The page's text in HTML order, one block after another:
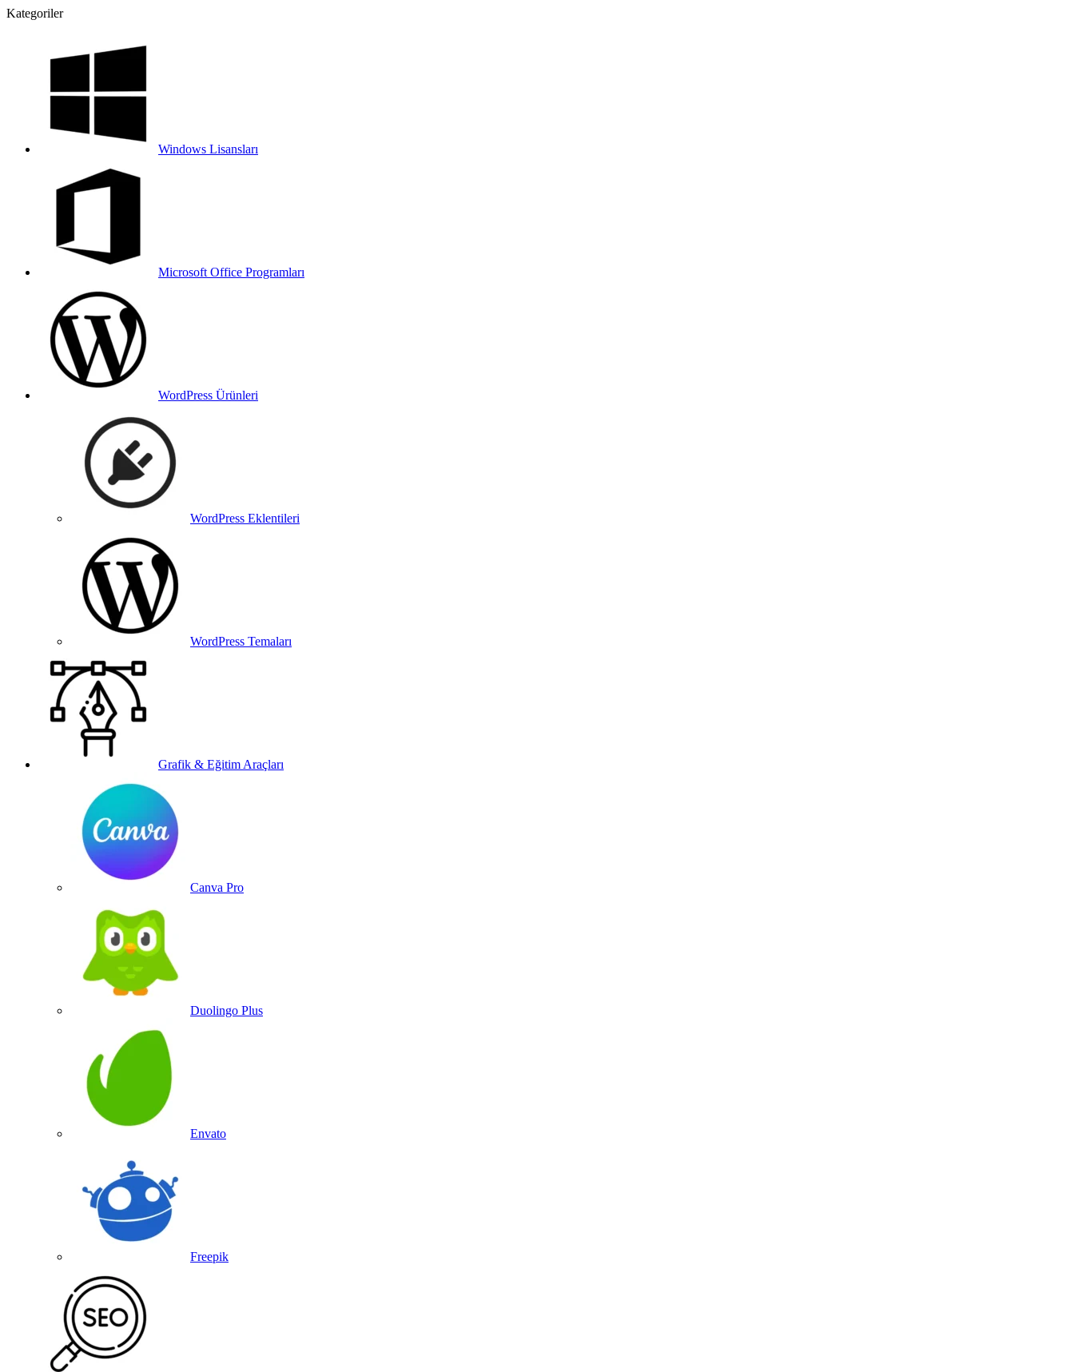
Kategoriler
Windows Lisansları
Microsoft Office Programları
WordPress Ürünleri
WordPress Eklentileri
WordPress Temaları
Grafik & Eğitim Araçları
Canva Pro
Duolingo Plus
Envato
Freepik